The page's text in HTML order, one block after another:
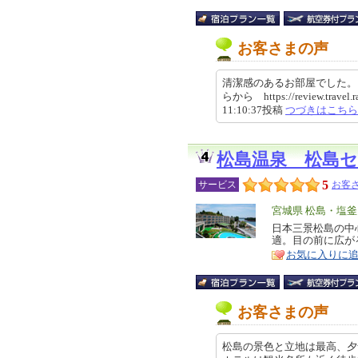
お客さまの声
清潔感のあるお部屋でした
らから https://
11:10:37投稿 つづきはこちら
松島温泉 松島
サービス 5 お客
エ
リ
ア
宮城県 松島・塩
特
徴
日本三景松島の
適。目の前に広
お気に入りに
お客さまの声
松島の景色と立地は最高、